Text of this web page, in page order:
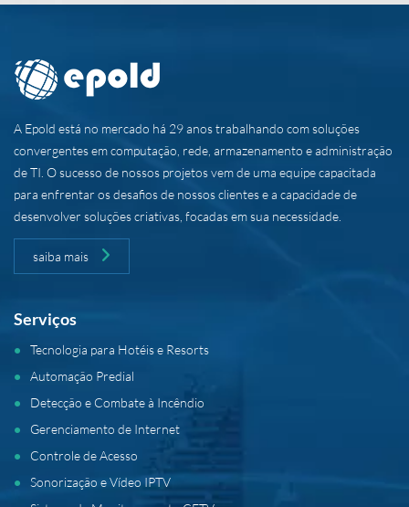
A Epold está no mercado há 29 anos trabalhando com soluções
convergentes em computação, rede, armazenamento e administração
de TI. O sucesso de nossos projetos vem de uma equipe capacitada
para enfrentar os desafios de nossos clientes e a capacidade de
desenvolver soluções criativas, focadas em sua necessidade.
saiba mais
Serviços
Tecnologia para Hotéis e Resorts
Automação Predial
Detecção e Combate à Incêndio
Gerenciamento de Internet
Controle de Acesso
Sonorização e Vídeo IPTV